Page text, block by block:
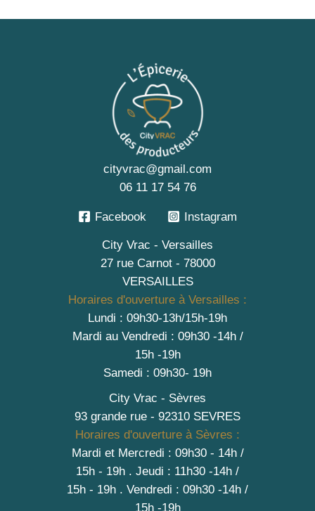
cityvrac@gmail.com
06 11 17 54 76
Facebook Instagram
City Vrac - Versailles
27 rue Carnot - 78000
VERSAILLES
Horaires d'ouverture à Versailles :
Lundi : 09h30-13h/15h-19h
Mardi au Vendredi : 09h30 -14h /
15h -19h
Samedi : 09h30- 19h
City Vrac - Sèvres
93 grande rue - 92310 SEVRES
Horaires d'ouverture à Sèvres :
Mardi et Mercredi : 09h30 - 14h /
15h - 19h . Jeudi : 11h30 -14h /
15h - 19h . Vendredi : 09h30 -14h /
15h -19h